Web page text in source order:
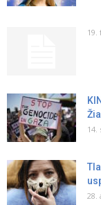
19.
14.
28.